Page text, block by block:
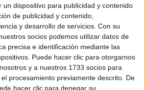
un dispositivo para publicidad y contenido
de publicidad y contenido,
y desarrollo de servicios. Con su
socios podemos utilizar datos de
precisa e identificación mediante las
Puede hacer clic para otorgarnos
y a nuestros 1733 socios para
procesamiento previamente descrito. De
hacer clic para denegar su
(o terminaste) bachillerato o FP?